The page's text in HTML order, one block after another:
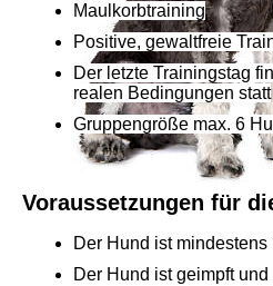
Maulkorbtraining
Positive, gewaltfreie
Der letzte Trainingstag
realen Bedingungen statt
Gruppengröße max. 6
Voraussetzungen für
Der Hund ist mindestens
Der Hund ist geimpft